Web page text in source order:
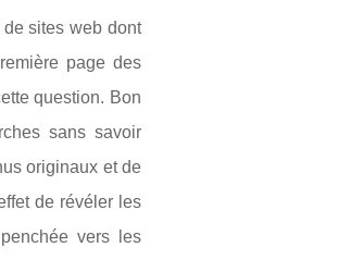
sites web dont
page des
question. Bon
sans savoir
originaux et de
de révéler les
vers les